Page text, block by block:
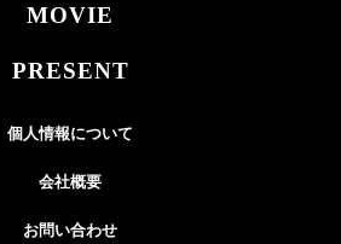
MOVIE
PRESENT
個人情報について
会社概要
お問い合わせ